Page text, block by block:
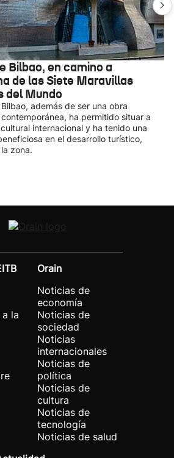
Bilbao, en camino a
de las Siete Maravillas
del Mundo
además de ser una obra
ha permitido situar a
internacional y ha tenido una
en el desarrollo turístico,
zona.
la
Orain
Noticias de
economía
Noticias de
sociedad
Noticias
internacionales
Noticias de
política
Noticias de
cultura
Noticias de
tecnología
Noticias de salud